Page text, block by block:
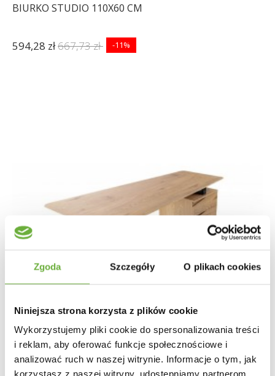
Zgoda Szczegóły O plikach cookies
Niniejsza strona korzysta z plików cookie
Wykorzystujemy pliki cookie do spersonalizowania treści
i reklam, aby oferować funkcje społecznościowe i
analizować ruch w naszej witrynie. Informacje o tym, jak
korzystasz z naszej witryny, udostępniamy partnerom
BIURKO STUDIO 110X60 CM
594,28 zł667,73 zł -11%